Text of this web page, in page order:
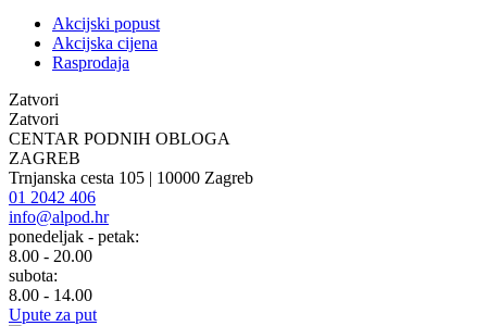
Akcijski popust
Akcijska cijena
Rasprodaja
Zatvori
Zatvori
CENTAR PODNIH OBLOGA
ZAGREB
Trnjanska cesta 105 | 10000 Zagreb
01 2042 406
info@alpod.hr
ponedeljak - petak:
8.00 - 20.00
subota:
8.00 - 14.00
Upute za put